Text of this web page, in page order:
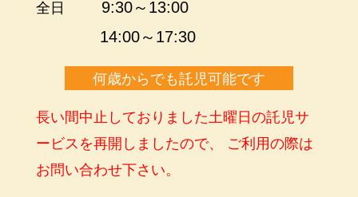
全日
9:30～13:00
14:00～17:30
何歳からでも託児可能です
長い間中止しておりました土曜日の託児サ
ービスを再開しましたので、 ご利用の際は
お問い合わせ下さい。